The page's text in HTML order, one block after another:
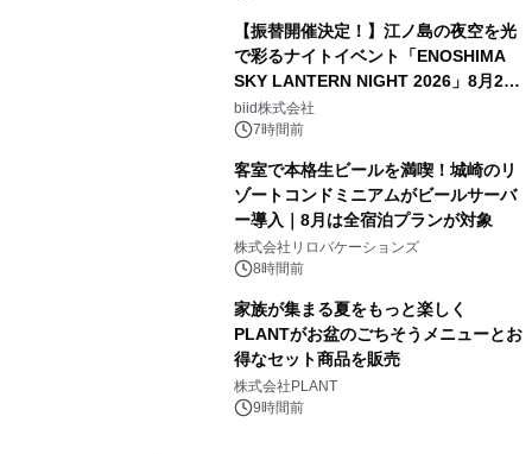
【振替開催決定！】江ノ島の夜空を光
で彩るナイトイベント「ENOSHIMA
SKY LANTERN NIGHT 2026」8月22
日(土)振替開催＆受付スタート！
biid株式会社
7時間前
客室で本格生ビールを満喫！城崎のリ
ゾートコンドミニアムがビールサーバ
ー導入｜8月は全宿泊プランが対象
株式会社リロバケーションズ
8時間前
家族が集まる夏をもっと楽しく
PLANTがお盆のごちそうメニューとお
得なセット商品を販売
株式会社PLANT
9時間前